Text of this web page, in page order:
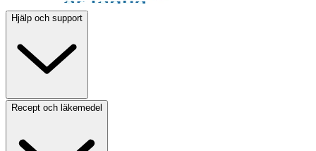
Hjälp och support
Recept och läkemedel